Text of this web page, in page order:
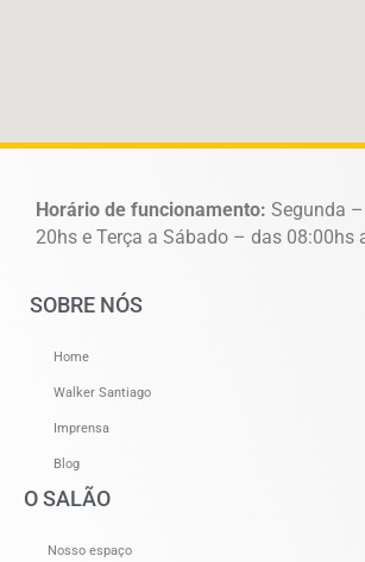
Horário de funcionamento: Segunda
20hs e Terça a Sábado – das 08:00hs
SOBRE NÓS
Home
Walker Santiago
Imprensa
Blog
O SALÃO
Nosso espaço